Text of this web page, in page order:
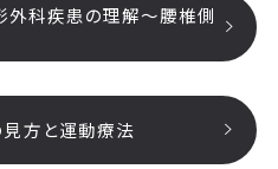
科疾患の理解～腰椎側
方と運動療法